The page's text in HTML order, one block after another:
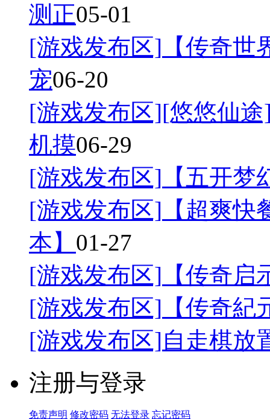
测正05-01
[游戏发布区] 【传奇
宠06-20
[游戏发布区][悠悠仙
机摸06-29
[游戏发布区] 【五开
[游戏发布区] 【超爽
本】 01-27
[游戏发布区] 【传奇
[游戏发布区] 【传奇
[游戏发布区]自走棋放
注册与登录
免责声明 修改密码 无法登录 忘记密码